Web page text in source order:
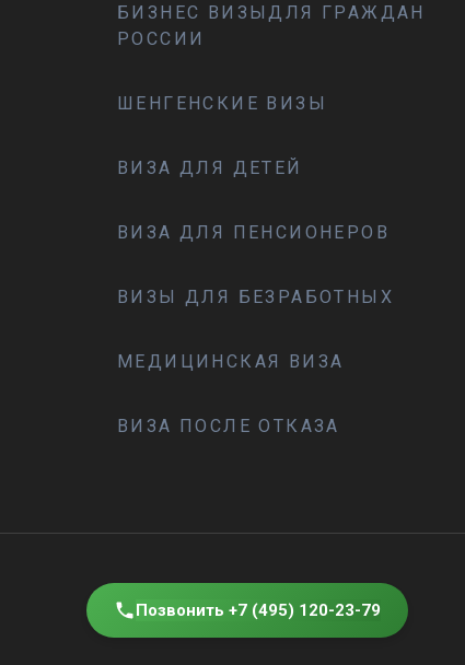
БИЗНЕС ВИЗЫДЛЯ ГРАЖДАН
РОССИИ
ШЕНГЕНСКИЕ ВИЗЫ
ВИЗА ДЛЯ ДЕТЕЙ
ВИЗА ДЛЯ ПЕНСИОНЕРОВ
ВИЗЫ ДЛЯ БЕЗРАБОТНЫХ
МЕДИЦИНСКАЯ ВИЗА
ВИЗА ПОСЛЕ ОТКАЗА
Позвонить +7 (495) 120-23-79